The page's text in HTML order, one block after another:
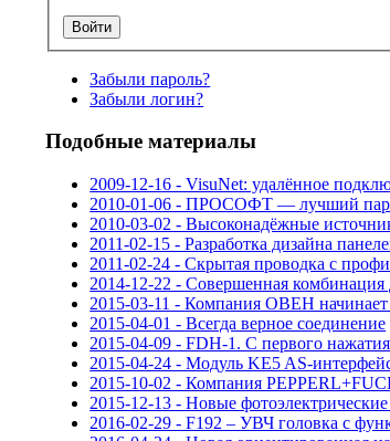
Забыли пароль?
Забыли логин?
Подобные материалы
2009-12-16 - VisuNet: удалённое
2010-01-06 - ПРОСОФТ — лучший
2010-03-02 - Высоконадёжные
2011-02-15 - Разработка дизайна
2011-02-24 - Скрытая проводка с
2014-12-22 - Совершенная комбинация
2015-03-11 - Компания ОВЕН
2015-04-01 - Всегда верное соединение
2015-04-09 - FDH-1. С первого нажатия
2015-04-24 - Модуль KE5 AS-
2015-10-02 - Компания
2015-12-13 - Новые
2016-02-29 - F192 – УВЧ головка с